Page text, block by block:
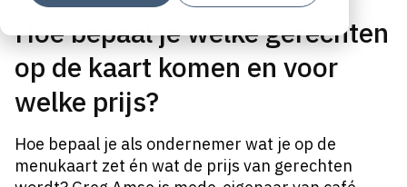
Hoe bepaal je welke gerechten
op de kaart komen en voor
welke prijs?
Hoe bepaal je als ondernemer wat je op de
menukaart zet én wat de prijs van gerechten